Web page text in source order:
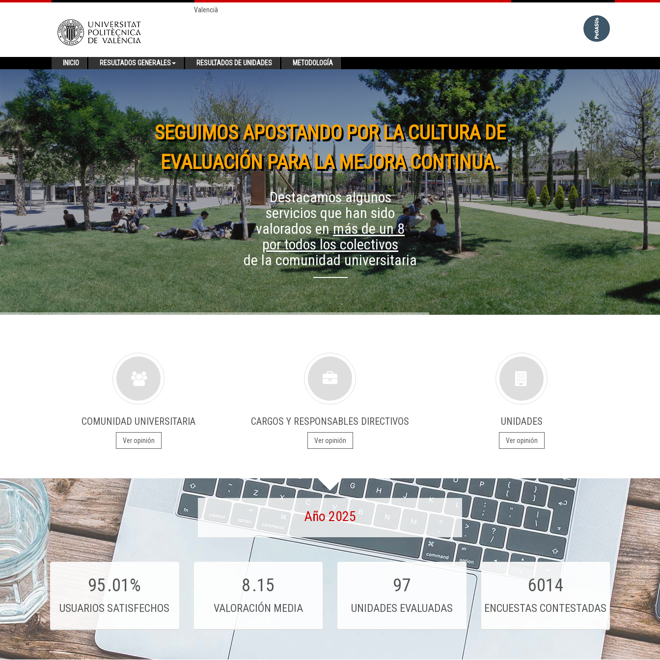
Valencià
INICIO RESULTADOS GENERALES RESULTADOS DE UNIDADES METODOLOGÍA
SEGUIMOS APOSTANDO POR LA CULTURA DE
EVALUACIÓN PARA LA MEJORA CONTINUA.
Destacamos algunos
servicios que han sido
valorados enmás de un 8
por todos los colectivos
de la comunidad universitaria
COMUNIDAD UNIVERSITARIA
Ver opinión
CARGOS Y RESPONSABLES DIRECTIVOS
Ver opinión
UNIDADES
Ver opinión
Año 2025
95.01%
USUARIOS SATISFECHOS
8.15
VALORACIÓN MEDIA
97
UNIDADES EVALUADAS
6014
ENCUESTAS CONTESTADAS